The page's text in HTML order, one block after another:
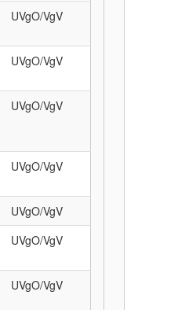
UVgO/VgV
UVgO/VgV
UVgO/VgV
UVgO/VgV
UVgO/VgV
UVgO/VgV
UVgO/VgV